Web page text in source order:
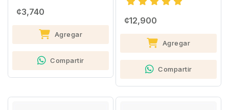
¢3,740
Agregar
Compartir
¢12,900
Agregar
Compartir